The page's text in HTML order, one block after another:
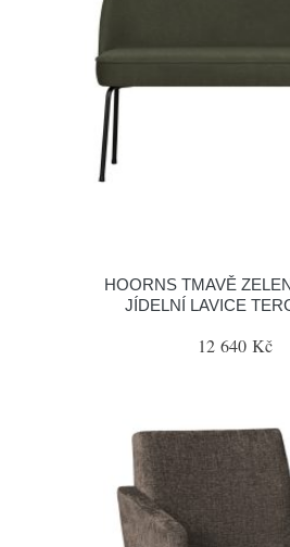
HOORNS TMAVĚ
JÍDELNÍ LAVICE
12 640 Kč